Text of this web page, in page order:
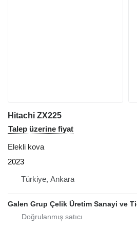
Hitachi ZX225
Talep üzerine fiyat
Elekli kova
2023
Türkiye, Ankara
Galen Grup Çelik Üretim Sanayi ve